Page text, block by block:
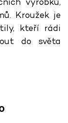
Kroužek je
kteří rádi
do světa